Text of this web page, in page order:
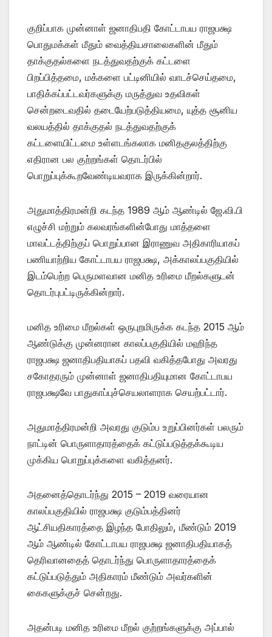
குறிப்பாக முன்னாள் ஜனாதிபதி கோட்டாபய ராஜபக்ஷ
பொதுமக்கள் மீதும் வைத்தியசாலைகளின் மீதும்
தாக்குதல்களை நடத்துவதற்குக் கட்டளை
பிறப்பித்தமை, மக்களை பட்டினியில் வாடச்செய்தமை,
பாதிக்கப்பட்டவர்களுக்கு மருத்துவ உதவிகள்
சென்றடைவதில் தடையேற்படுத்தியமை, யுத்த சூனிய
வலயத்தில் தாக்குதல் நடத்துவதற்குக்
கட்டளையிட்டமை உள்ளடங்கலாக மனிதகுலத்திற்கு
எதிரான பல குற்றங்கள் தொடர்பில்
பொறுப்புக்கூறவேண்டியவராக இருக்கின்றார்.
அதுமாத்திரமன்றி கடந்த 1989 ஆம் ஆண்டில் ஜே.வி.பி
எழுச்சி மற்றும் கலவரங்களின்போது மாத்தளை
மாவட்டத்திற்குப் பொறுப்பான இராணுவ அதிகாரியாகப்
பணியாற்றிய கோட்டாபய ராஜபக்ஷ, அக்காலப்பகுதியில்
இடம்பெற்ற பெருமளவான மனித உரிமை மீறல்களுடன்
தொடர்புபட்டிருக்கின்றார்.
மனித உரிமை மீறல்கள் ஒருபுறமிருக்க கடந்த 2015 ஆம்
ஆண்டுக்கு முன்னரான காலப்பகுதியில் மஹிந்த
ராஜபக்ஷ ஜனாதிபதியாகப் பதவி வகித்தபோது அவரது
சகோதரரும் முன்னாள் ஜனாதிபதியுமான கோட்டாபய
ராஜபக்ஷவே பாதுகாப்புச்செயலாளராக செயற்பட்டார்.
அதுமாத்திரமன்றி அவரது குடும்ப உறுப்பினர்கள் பலரும்
நாட்டின் பொருளாதாரத்தைக் கட்டுப்படுத்தக்கூடிய
முக்கிய பொறுப்புக்களை வகித்தனர்.
அதனைத்தொடர்ந்து 2015 – 2019 வரையான
காலப்பகுதியில் ராஜபக்ஷ குடும்பத்தினர்
ஆட்சியதிகாரத்தை இழந்த போதிலும், மீண்டும் 2019
ஆம் ஆண்டில் கோட்டாபய ராஜபக்ஷ ஜனாதிபதியாகத்
தெரிவானதைத் தொடர்ந்து பொருளாதாரத்தைக்
கட்டுப்படுத்தும் அதிகாரம் மீண்டும் அவர்களின்
கைகளுக்குச் சென்றது.
அதன்படி மனித உரிமை மீறல் குற்றங்களுக்கு அப்பால்